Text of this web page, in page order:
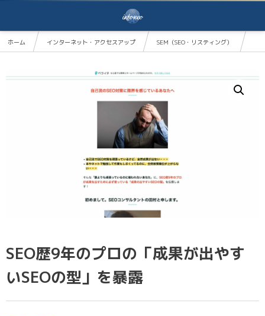
ホーム インターネット・アクセスアップ
SEM（SEO・リスティング）
SEO歴9年のプロの「成果が出やす
いSEOの型」を暴露